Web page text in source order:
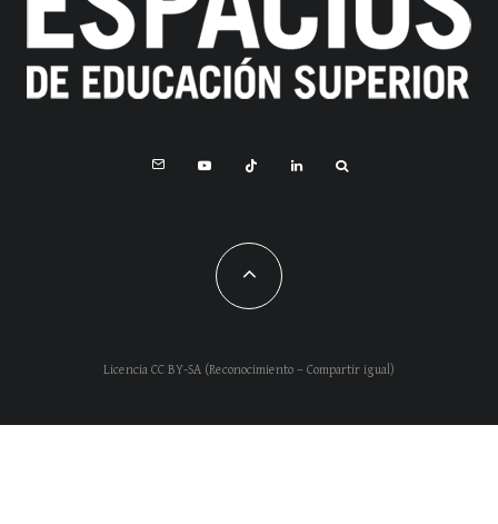
Licencia CC BY-SA (Reconocimiento – Compartir igual)